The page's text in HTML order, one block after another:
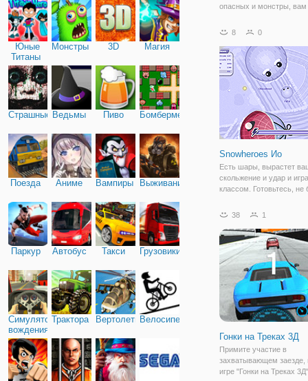
Юные
Титаны
Монстры 3D Магия
Страшные Ведьмы Пиво Бомбермен
Поезда Аниме Вампиры Выживание
Паркур Автобус Такси Грузовики
Симулятор
вождения
Трактора ВертолетыВелосипед
опасных и монстры, вам
вернуться в свой
монеты и ключи, они
полезны для вас. Удачи в
8 0
Snowheroes Ио
Есть шары, вырастет
скольжение и удар и
классом. Готовьтесь, не
впереди. Но смотреть
быстро и далеко. Как
38 1
Гонки на Треках 3Д
Примите участие в
захватывающем заезде,
игре "Гонки на Треках